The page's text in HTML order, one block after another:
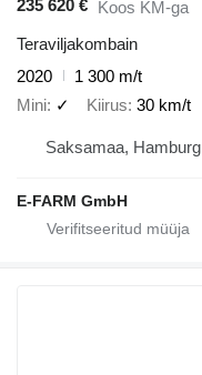
235 620 € Koos KM-ga
Teraviljakombain
2020
1 300 m/t
Mini ✓ Kiirus 30 km/t
Saksamaa, Hamburg
E-FARM GmbH